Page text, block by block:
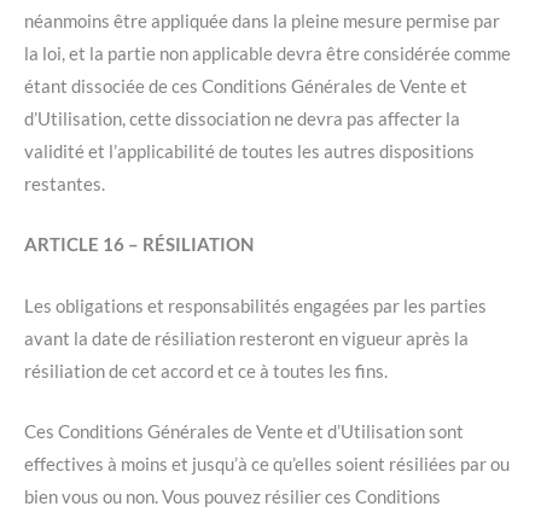
néanmoins être appliquée dans la pleine mesure permise par
la loi, et la partie non applicable devra être considérée comme
étant dissociée de ces Conditions Générales de Vente et
d’Utilisation, cette dissociation ne devra pas affecter la
validité et l’applicabilité de toutes les autres dispositions
restantes.
ARTICLE 16 – RÉSILIATION
Les obligations et responsabilités engagées par les parties
avant la date de résiliation resteront en vigueur après la
résiliation de cet accord et ce à toutes les fins.
Ces Conditions Générales de Vente et d’Utilisation sont
effectives à moins et jusqu’à ce qu’elles soient résiliées par ou
bien vous ou non. Vous pouvez résilier ces Conditions